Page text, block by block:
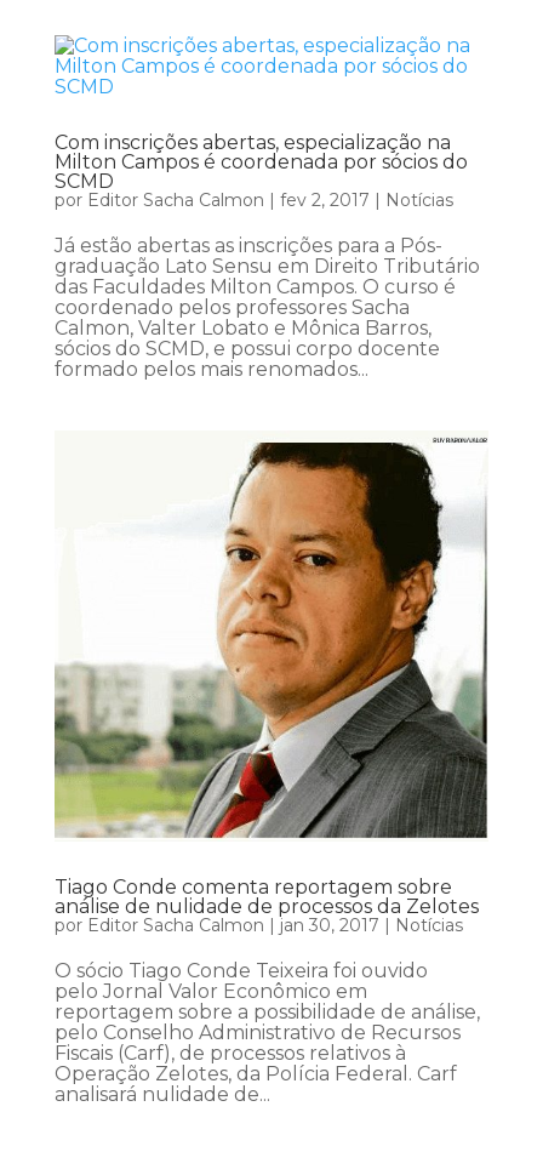
Com inscrições abertas, especialização na
Milton Campos é coordenada por sócios do
SCMD
por Editor Sacha Calmon | fev 2, 2017 | Notícias
Já estão abertas as inscrições para a Pós-
graduação Lato Sensu em Direito Tributário
das Faculdades Milton Campos. O curso é
coordenado pelos professores Sacha
Calmon, Valter Lobato e Mônica Barros,
sócios do SCMD, e possui corpo docente
formado pelos mais renomados...
Tiago Conde comenta reportagem sobre
análise de nulidade de processos da Zelotes
por Editor Sacha Calmon | jan 30, 2017 | Notícias
O sócio Tiago Conde Teixeira foi ouvido
pelo Jornal Valor Econômico em
reportagem sobre a possibilidade de análise,
pelo Conselho Administrativo de Recursos
Fiscais (Carf), de processos relativos à
Operação Zelotes, da Polícia Federal. Carf
analisará nulidade de...